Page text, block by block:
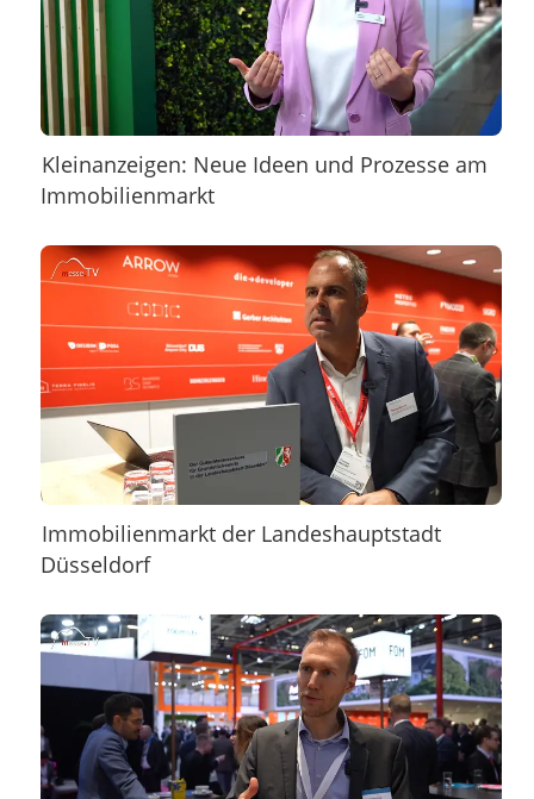
Kleinanzeigen: Neue Ideen und Prozesse am
Immobilienmarkt
Immobilienmarkt der Landeshauptstadt
Düsseldorf